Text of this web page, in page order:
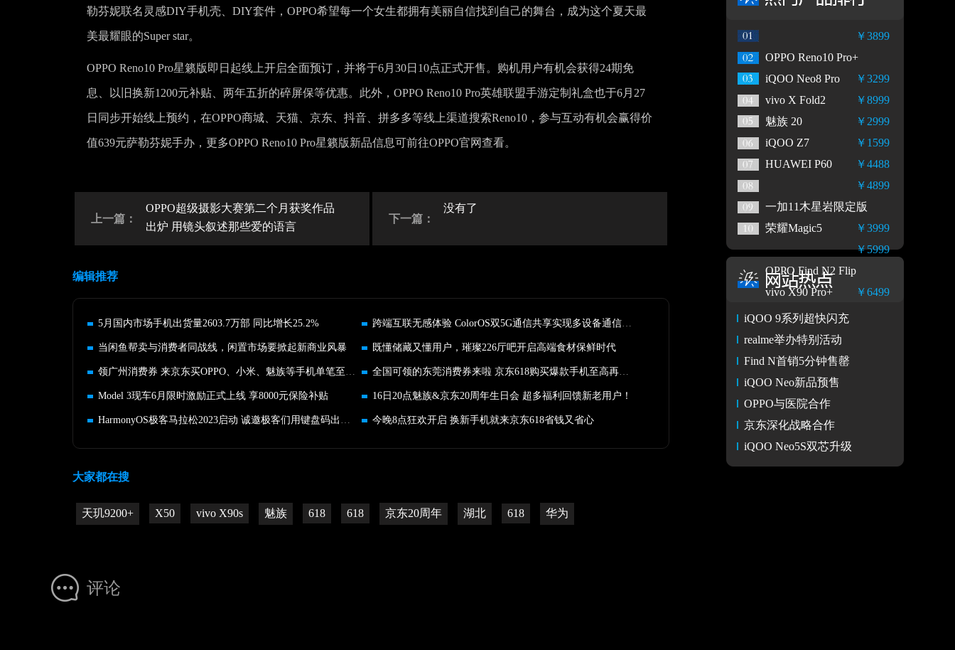
勒芬妮联名灵感DIY手机壳、DIY套件，OPPO希望每一个女生都拥有美丽自信找到自己的舞台，成为这个夏天最
美最耀眼的Super star。
OPPO Reno10 Pro星籁版即日起线上开启全面预订，并将于6月30日10点正式开售。购机用户有机会获得24期免
息、以旧换新1200元补贴、两年五折的碎屏保等优惠。此外，OPPO Reno10 Pro英雄联盟手游定制礼盒也于6月27
日同步开始线上预约，在OPPO商城、天猫、京东、抖音、拼多多等线上渠道搜索Reno10，参与互动有机会赢得价
值639元萨勒芬妮手办，更多OPPO Reno10 Pro星籁版新品信息可前往OPPO官网查看。
上一篇：
OPPO超级摄影大赛第二个月获奖作品
出炉 用镜头叙述那些爱的语言
下一篇：
没有了
编辑推荐
5月国内市场手机出货量2603.7万部 同比增长25.2% 跨端互联无感体验 ColorOS双5G通信共享实现多设备通信自由
当闲鱼帮卖与消费者同战线，闲置市场要掀起新商业风暴 既懂储藏又懂用户，璀璨226厅吧开启高端食材保鲜时代
领广州消费券 来京东买OPPO、小米、魅族等手机单笔至高减400元 全国可领的东莞消费券来啦 京东618购买爆款手机至高再减500元
Model 3现车6月限时激励正式上线 享8000元保险补贴 16日20点魅族&京东20周年生日会 超多福利回馈新老用户！
HarmonyOS极客马拉松2023启动 诚邀极客们用键盘码出无限可能！ 今晚8点狂欢开启 换新手机就来京东618省钱又省心
大家都在搜
天玑9200+ X50 vivo X90s 魅族 618 618 京东20周年 湖北 618 华为
评论
￥3899
OPPO Reno10 Pro+
￥3299
iQOO Neo8 Pro
￥8999
vivo X Fold2
￥2999
魅族 20
￥1599
iQOO Z7
￥4488
HUAWEI P60
￥4899
一加11木星岩限定版
￥3999
荣耀Magic5
￥5999
OPPO Find N2 Flip
￥6499
vivo X90 Pro+
iQOO 9系列超快闪充
realme举办特别活动
Find N首销5分钟售罄
iQOO Neo新品预售
OPPO与医院合作
京东深化战略合作
iQOO Neo5S双芯升级